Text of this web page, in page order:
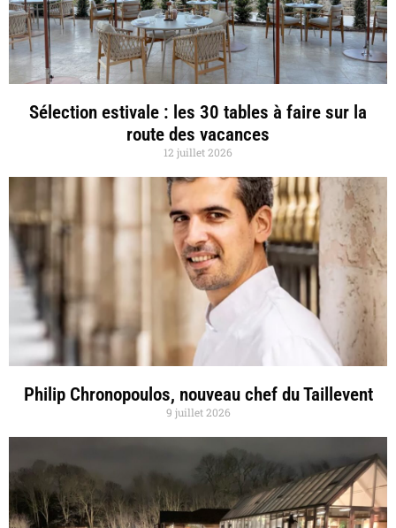
Sélection estivale : les 30 tables à faire sur la
route des vacances
12 juillet 2026
Philip Chronopoulos, nouveau chef du Taillevent
9 juillet 2026